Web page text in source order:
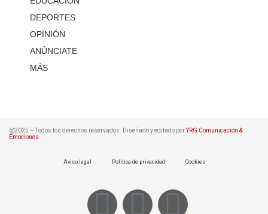
DEPORTES
OPINIÓN
ANÚNCIATE
MÁS
@2025 – Todos los derechos reservados. Diseñado y editado porYRG Comunicación &
Emociones
Aviso legal Política de privacidad Cookies